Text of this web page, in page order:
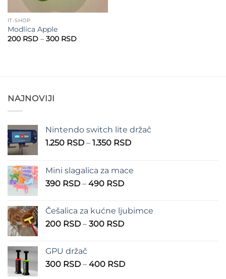
IT-SHOP
Modlica Apple
200 RSD – 300 RSDRaspon
NAJNOVIJI
Nintendo switch lite držač
1.250 RSD – 1.350 RSDRaspon
1.250 RSD
Mini slagalica za mace
390 RSD – 490 RSDRaspon
390 RSD
do
Češalica za kućne ljubimce
200 RSD – 300 RSDRaspon
do
GPU držač
300 RSD – 400 RSDRaspon